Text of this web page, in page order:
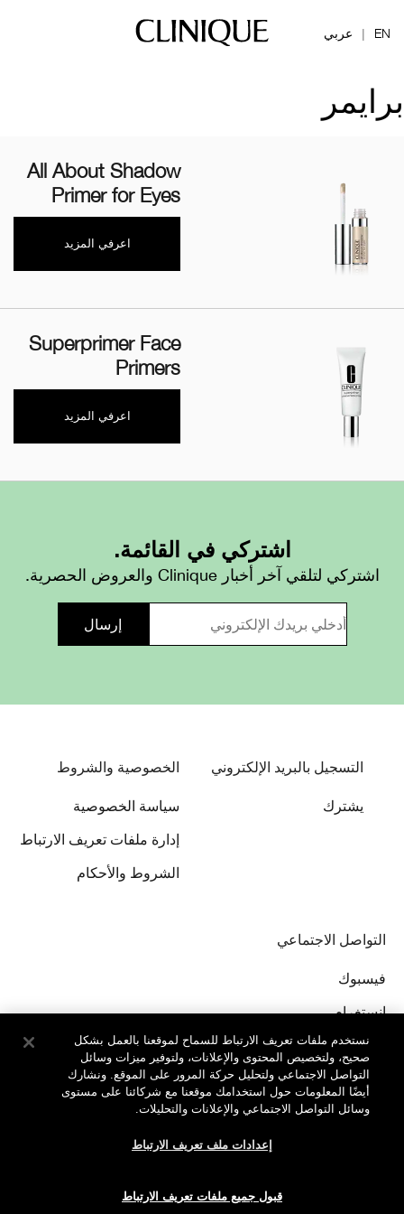
EN
| عربي
برايمر
All About Shadow
Primer for Eyes
اعرفي المزيد
Superprimer Face
Primers
اعرفي المزيد
اشتركي في القائمة.
اشتركي لتلقي آخر أخبار Clinique والعروض الحصرية.
التسجيل بالبريد الإلكتروني
يشترك
الخصوصية والشروط
سياسة الخصوصية
إدارة ملفات تعريف الارتباط
الشروط والأحكام
التواصل الاجتماعي
فيسبوك
إنستغرام
نستخدم ملفات تعريف الارتباط للسماح لموقعنا بالعمل بشكل
صحيح، ولتخصيص المحتوى والإعلانات، ولتوفير ميزات وسائل
التواصل الاجتماعي ولتحليل حركة المرور على الموقع. ونشارك
أيضًا المعلومات حول استخدامك موقعنا مع شركائنا على مستوى
وسائل التواصل الاجتماعي والإعلانات والتحليلات.
إعدادات ملف تعريف الارتباط
قبول جميع ملفات تعريف الارتباط